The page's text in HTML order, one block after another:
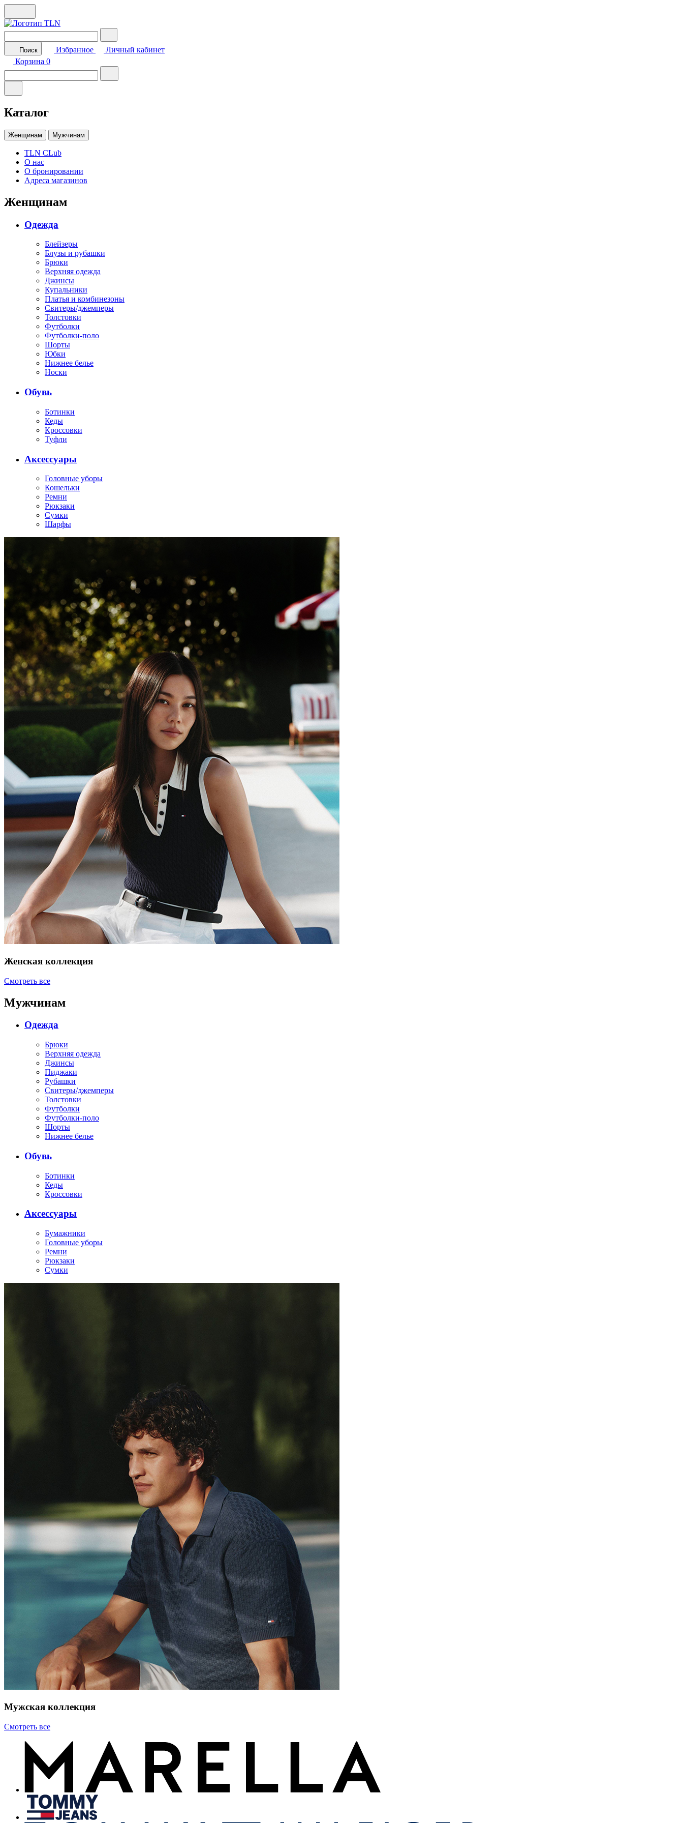
Поиск Избранное
Личный кабинет
Корзина 0
Каталог
Женщинам Мужчинам
TLN CLub
О нас
О бронировании
Адреса магазинов
Женщинам
Одежда
Блейзеры
Блузы и рубашки
Брюки
Верхняя одежда
Джинсы
Купальники
Платья и комбинезоны
Свитеры/джемперы
Толстовки
Футболки
Футболки-поло
Шорты
Юбки
Нижнее белье
Носки
Обувь
Ботинки
Кеды
Кроссовки
Туфли
Аксессуары
Головные уборы
Кошельки
Ремни
Рюкзаки
Сумки
Шарфы
Женская коллекция
Смотреть все
Мужчинам
Одежда
Брюки
Верхняя одежда
Джинсы
Пиджаки
Рубашки
Свитеры/джемперы
Толстовки
Футболки
Футболки-поло
Шорты
Нижнее белье
Обувь
Ботинки
Кеды
Кроссовки
Аксессуары
Бумажники
Головные уборы
Ремни
Рюкзаки
Сумки
Мужская коллекция
Смотреть все